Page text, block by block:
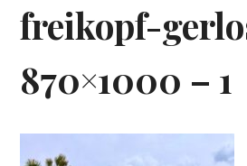
freikopf-
870×1000 – 1